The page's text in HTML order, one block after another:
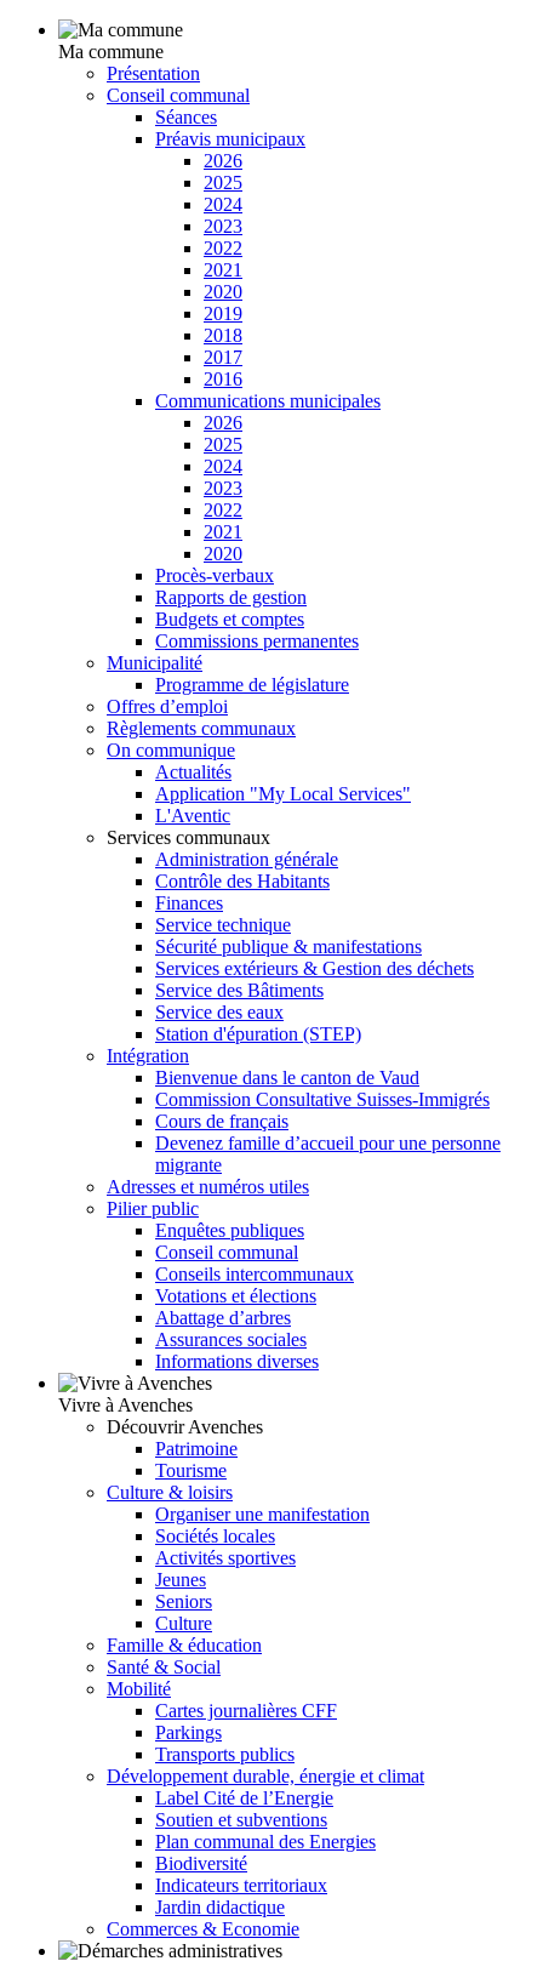
Ma commune
Présentation
Conseil communal
Séances
Préavis municipaux
2026
2025
2024
2023
2022
2021
2020
2019
2018
2017
2016
Communications municipales
2026
2025
2024
2023
2022
2021
2020
Procès-verbaux
Rapports de gestion
Budgets et comptes
Commissions permanentes
Municipalité
Programme de législature
Offres d’emploi
Règlements communaux
On communique
Actualités
Application "My Local Services"
L'Aventic
Services communaux
Administration générale
Contrôle des Habitants
Finances
Service technique
Sécurité publique & manifestations
Services extérieurs & Gestion des déchets
Service des Bâtiments
Service des eaux
Station d'épuration (STEP)
Intégration
Bienvenue dans le canton de Vaud
Commission Consultative Suisses-Immigrés
Cours de français
Devenez famille d’accueil pour une personne
migrante
Adresses et numéros utiles
Pilier public
Enquêtes publiques
Conseil communal
Conseils intercommunaux
Votations et élections
Abattage d’arbres
Assurances sociales
Informations diverses
Vivre à Avenches
Découvrir Avenches
Patrimoine
Tourisme
Culture & loisirs
Organiser une manifestation
Sociétés locales
Activités sportives
Jeunes
Seniors
Culture
Famille & éducation
Santé & Social
Mobilité
Cartes journalières CFF
Parkings
Transports publics
Développement durable, énergie et climat
Label Cité de l’Energie
Soutien et subventions
Plan communal des Energies
Biodiversité
Indicateurs territoriaux
Jardin didactique
Commerces & Economie